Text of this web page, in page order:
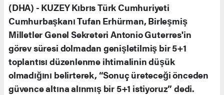
(DHA) - KUZEY Kıbrıs Türk Cumhuriyeti
Cumhurbaşkanı Tufan Erhürman, Birleşmiş
Milletler Genel Sekreteri Antonio Guterres'in
görev süresi dolmadan genişletilmiş bir 5+1
toplantısı düzenlenme ihtimalinin düşük
olmadığını belirterek, “Sonuç üreteceği önceden
güvence altına alınmış bir 5+1 istiyoruz” dedi.